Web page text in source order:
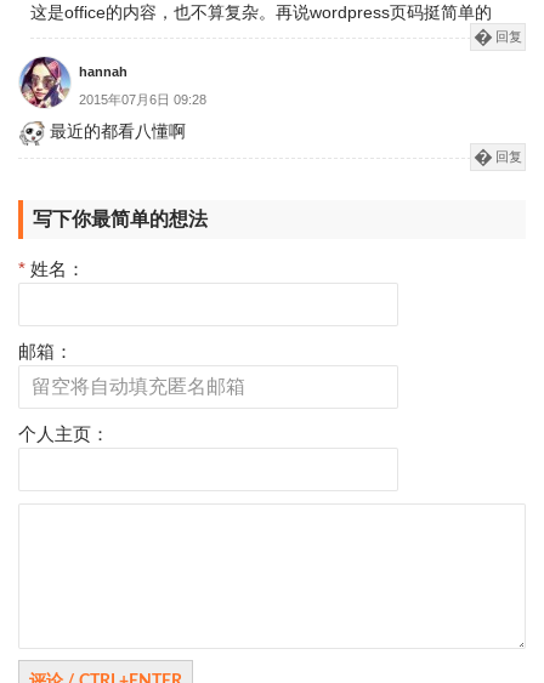
这是office的内容，也不算复杂。再说wordpress页码挺简单的
回复
hannah
2015年07月6日 09:28
最近的都看八懂啊
回复
写下你最简单的想法
* 姓名：
邮箱：
个人主页：